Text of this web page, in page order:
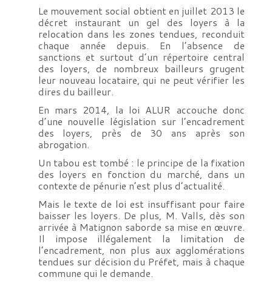
Le mouvement social obtient en juillet 2013 le
décret instaurant un gel des loyers à la
relocation dans les zones tendues, reconduit
chaque année depuis. En l’absence de
sanctions et surtout d’un répertoire central
des loyers, de nombreux bailleurs grugent
leur nouveau locataire, qui ne peut vérifier les
dires du bailleur.
En mars 2014, la loi ALUR accouche donc
d’une nouvelle législation sur l’encadrement
des loyers, près de 30 ans après son
abrogation.
Un tabou est tombé : le principe de la fixation
des loyers en fonction du marché, dans un
contexte de pénurie n’est plus d’actualité.
Mais le texte de loi est insuffisant pour faire
baisser les loyers. De plus, M. Valls, dès son
arrivée à Matignon saborde sa mise en œuvre.
Il impose illégalement la limitation de
l’encadrement, non plus aux agglomérations
tendues sur décision du Préfet, mais à chaque
commune qui le demande.